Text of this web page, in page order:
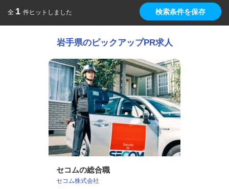
全 1 件ヒットしました 検索条件を保存
岩手県のピックアップPR求人
セコムの総合職
セコム株式会社